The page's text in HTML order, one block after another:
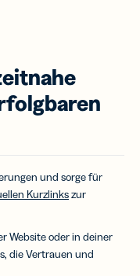
und sorge für
Kurzlinkszur
Website oder in deiner
die Vertrauen und